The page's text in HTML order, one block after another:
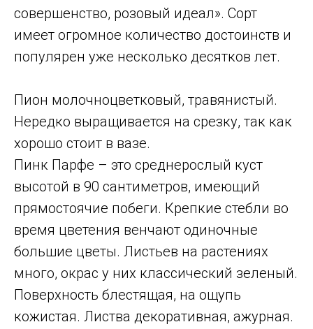
совершенство, розовый идеал». Сорт
имеет огромное количество достоинств и
популярен уже несколько десятков лет.
Пион молочноцветковый, травянистый.
Нередко выращивается на срезку, так как
хорошо стоит в вазе.
Пинк Парфе – это среднерослый куст
высотой в 90 сантиметров, имеющий
прямостоячие побеги. Крепкие стебли во
время цветения венчают одиночные
большие цветы. Листьев на растениях
много, окрас у них классический зеленый.
Поверхность блестящая, на ощупь
кожистая. Листва декоративная, ажурная.